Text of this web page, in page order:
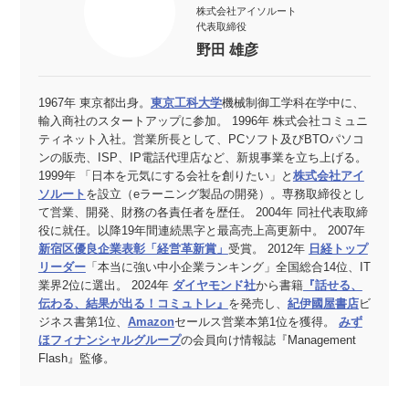
株式会社アイソルート
代表取締役
野田 雄彦
1967年 東京都出身。 東京工科大学機械制御工学科在学中に、
輸入商社のスタートアップに参加。 1996年 株式会社コミュニ
ティネット入社。営業所長として、PCソフト及びBTOパソコ
ンの販売、ISP、IP電話代理店など、新規事業を立ち上げる。
1999年 「日本を元気にする会社を創りたい」と 株式会社アイ
ソルート を設立（eラーニング製品の開発）。専務取締役とし
て営業、開発、財務の各責任者を歴任。 2004年 同社代表取締
役に就任。以降19年間連続黒字と最高売上高更新中。 2007年
新宿区優良企業表彰「経営革新賞」 受賞。 2012年 日経トップ
リーダー「本当に強い中小企業ランキング」全国総合14位、IT
業界2位に選出。 2024年 ダイヤモンド社から書籍『話せる、
伝わる、結果が出る！コミュトレ』 を発売し、 紀伊國屋書店ビ
ジネス書第1位、 Amazonセールス営業本第1位を獲得。 みず
ほフィナンシャルグループの会員向け情報誌『Management
Flash』監修。